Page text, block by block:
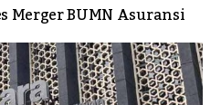
Merger BUMN Asuransi